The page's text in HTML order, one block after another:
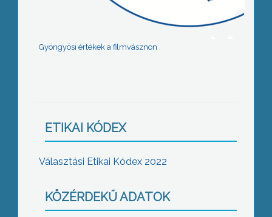
Gyöngyösi értékek a filmvásznon
ETIKAI KÓDEX
Választási Etikai Kódex 2022
KÖZÉRDEKŰ ADATOK